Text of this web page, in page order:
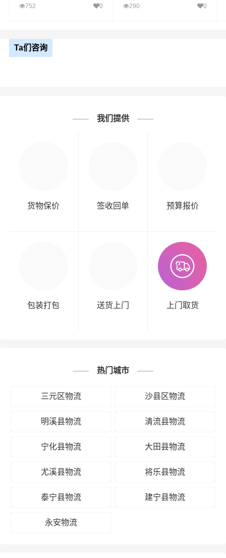
752 0 290 0
Ta们咨询
我们提供
货物保价 签收回单 预算报价
包装打包 送货上门 上门取货
热门城市
三元区物流 沙县区物流
明溪县物流 清流县物流
宁化县物流 大田县物流
尤溪县物流 将乐县物流
泰宁县物流 建宁县物流
永安物流